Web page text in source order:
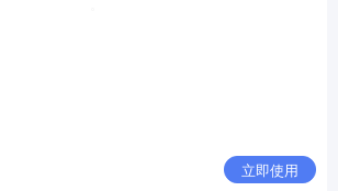
立即使用